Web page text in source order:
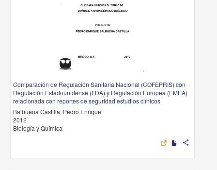
Comparación de Regulación Sanitaria Nacional (COFEPRIS) con
Regulación Estadounidense (FDA) y Regulación Europea (EMEA)
relacionada con reportes de seguridad estudios clínicos
Balbuena Castilla, Pedro Enrique
2012
Biología y Química
share